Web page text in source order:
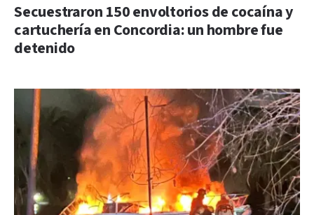
Secuestraron 150 envoltorios de cocaína y
cartuchería en Concordia: un hombre fue
detenido